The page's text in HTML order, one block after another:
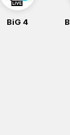
BiG Balade